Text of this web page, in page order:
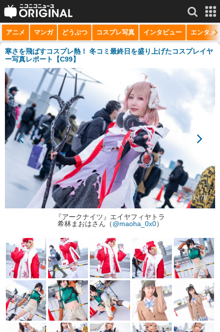
サービス一覧 もっと見る
niconico
生放送
ニュース
チャンネル
マンガ
ニコニコQ
アニメ マンガ どうぶつ コスプレ写真 インタビュー エンタメ
寒さを飛ばすコスプレ熱！ 冬コミ最終日を盛り上げたコスプレイヤ
ー写真レポート【C99】
31 / 78
『アークナイツ』エイヤフィヤトラ
希林まおはさん（@maoha_0x0）